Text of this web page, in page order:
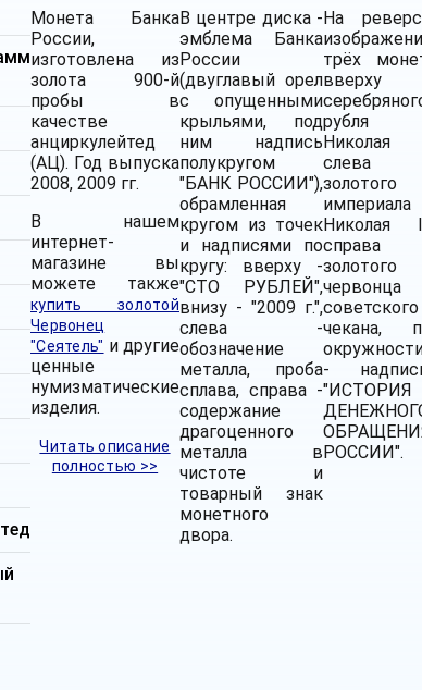
Монета Банка
России,
изготовлена из
золота 900-й
пробы в
качестве
анциркулейтед
(АЦ). Год выпуска
2008, 2009 гг.
В нашем
интернет-
магазине вы
можете также
купить золотой
Червонец
"Сеятель" и другие
ценные
нумизматические
изделия.
Читать описание
полностью >>
В центре диска -
эмблема Банка
России
(двуглавый орел
с опущенными
крыльями, под
ним надпись
полукругом
"БАНК РОССИИ"),
обрамленная
кругом из точек
и надписями по
кругу: вверху -
"СТО РУБЛЕЙ",
внизу - "2009 г.",
слева -
обозначение
металла, проба
сплава, справа -
содержание
драгоценного
металла в
чистоте и
товарный знак
монетного
двора.
На
трёх
вверху
рубля
Николая
слева
золотого
империала
Николая
справа
золотого
червонца
советского
чекана,
-
"ИСТОРИЯ
РОССИИ".